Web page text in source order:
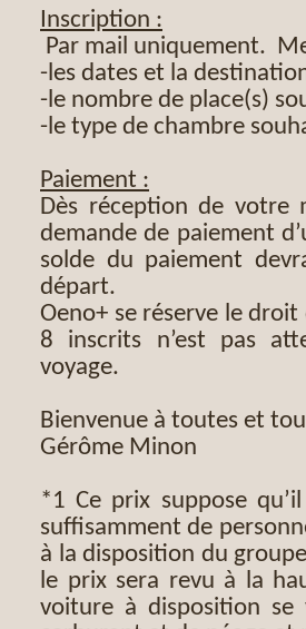
Inscription :
Par mail uniquement.
-les dates et la
-le nombre de place(s)
-le type de chambre
Paiement :
Dès réception de votre
demande de paiement
solde du paiement
départ.
Oeno+ se réserve le
8 inscrits n’est pas
voyage.
Bienvenue à toutes et
Gérôme Minon
*1 Ce prix suppose
suffisamment de
à la disposition du
le prix sera revu à la
voiture à disposition se